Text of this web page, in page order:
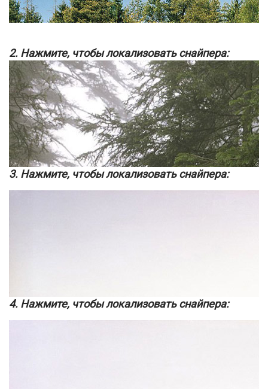
2. Нажмите, чтобы локализовать снайпера:
3. Нажмите, чтобы локализовать снайпера:
4. Нажмите, чтобы локализовать снайпера: